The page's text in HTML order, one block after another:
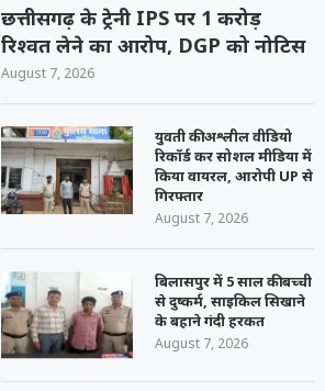
छत्तीसगढ़ के ट्रेनी IPS पर 1 करोड़
रिश्वत लेने का आरोप, DGP को नोटिस
August 7, 2026
युवती की अश्लील वीडियो
रिकॉर्ड कर सोशल मीडिया में
किया वायरल, आरोपी UP से
गिरफ्तार
August 7, 2026
बिलासपुर में 5 साल की बच्ची
से दुष्कर्म, साइकिल सिखाने
के बहाने गंदी हरकत
August 7, 2026